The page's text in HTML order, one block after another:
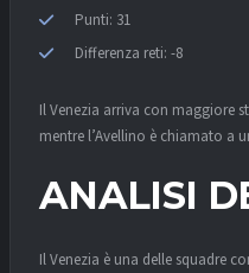
Punti: 31
Differenza reti: -8
Il Venezia arriva con maggiore
mentre l’Avellino è chiamato a
ANALISI
Il Venezia è una delle squadre